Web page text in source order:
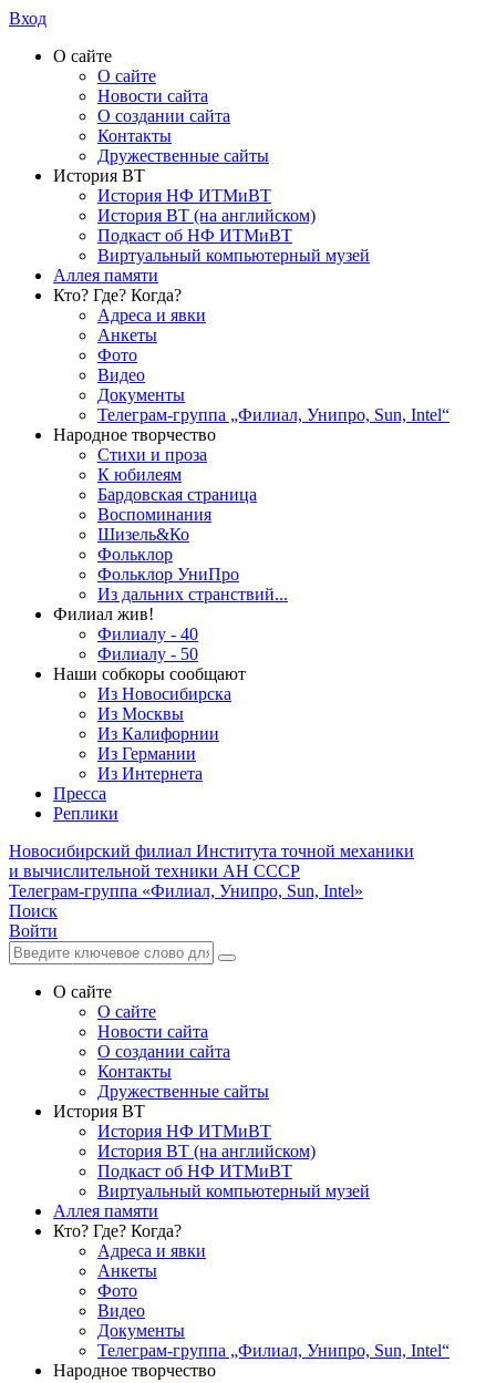
Вход
О сайте
О сайте
Новости сайта
О создании сайта
Контакты
Дружественные сайты
История ВТ
История НФ ИТМиВТ
История ВТ (на английском)
Подкаст об НФ ИТМиВТ
Виртуальный компьютерный музей
Аллея памяти
Кто? Где? Когда?
Адреса и явки
Анкеты
Фото
Видео
Документы
Телеграм-группа „Филиал, Унипро, Sun, Intel“
Народное творчество
Стихи и проза
К юбилеям
Бардовская страница
Воспоминания
Шизель&Ко
Фольклор
Фольклор УниПро
Из дальних странствий...
Филиал жив!
Филиалу - 40
Филиалу - 50
Наши собкоры сообщают
Из Новосибирска
Из Москвы
Из Калифорнии
Из Германии
Из Интернета
Пресса
Реплики
Новосибирский филиал Института точной механики
и вычислительной техники АН СССР
Телеграм-группа «Филиал, Унипро, Sun, Intel»
Поиск
Войти
О сайте
О сайте
Новости сайта
О создании сайта
Контакты
Дружественные сайты
История ВТ
История НФ ИТМиВТ
История ВТ (на английском)
Подкаст об НФ ИТМиВТ
Виртуальный компьютерный музей
Аллея памяти
Кто? Где? Когда?
Адреса и явки
Анкеты
Фото
Видео
Документы
Телеграм-группа „Филиал, Унипро, Sun, Intel“
Народное творчество